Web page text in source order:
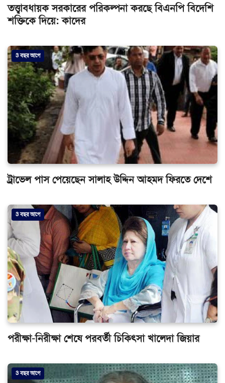
তত্ত্বাবধায়ক সরকারের পরিকল্পনা করছে বিএনপি বিদেশি
শক্তিকে দিয়ে: কাদের
3 বছর আগে
ট্রাভেল পাস পেয়েছেন সালাহ উদ্দিন আহমদ ফিরতে দেশে
3 বছর আগে
পরীক্ষা-নিরীক্ষা শেষে পরবর্তী চিকিৎসা খালেদা জিয়ার
3 বছর আগে